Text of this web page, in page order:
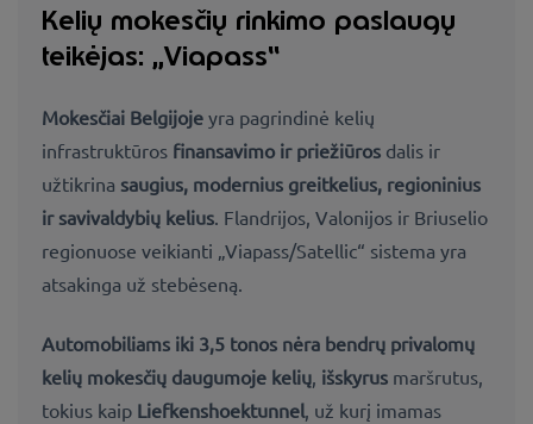
Kelių mokesčių rinkimo paslaugų
teikėjas: „Viapass“
Mokesčiai Belgijoje yra pagrindinė kelių
infrastruktūros finansavimo ir priežiūros dalis ir
užtikrina saugius, modernius greitkelius, regioninius
ir savivaldybių kelius Flandrijos, Valonijos ir Briuselio
regionuose veikianti „Viapass/Satellic“ sistema yra
atsakinga už stebėseną.
Automobiliams iki 3,5 tonos nėra bendrų privalomų
kelių mokesčių daugumoje kelių, išskyrus maršrutus,
tokius kaip Liefkenshoektunnel, už kurį imamas